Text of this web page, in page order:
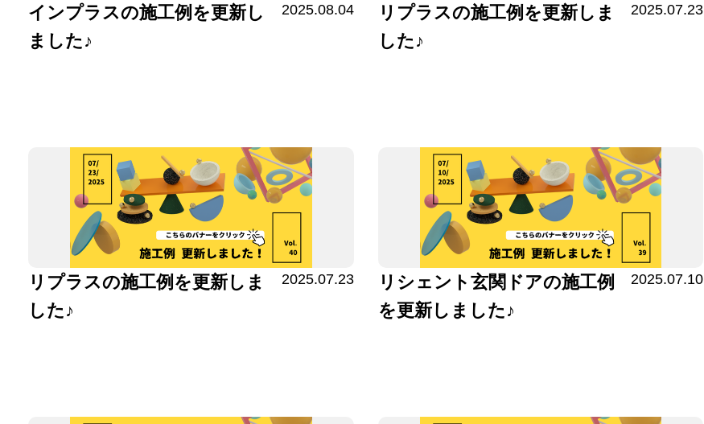
インプラスの施工例を更新し
ました♪
2025.08.04
リプラスの施工例を更新しま
した♪
2025.07.23
リプラスの施工例を更新しま
した♪
2025.07.23
リシェント玄関ドアの施工例
を更新しました♪
2025.07.10